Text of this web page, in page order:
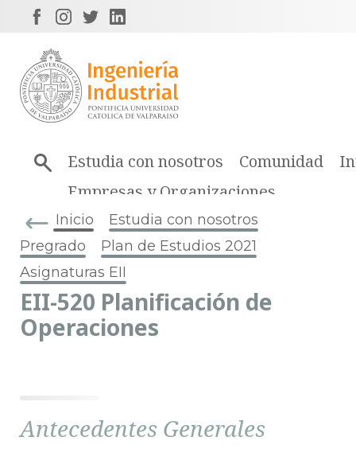
Estudia con nosotros Comunidad
Empresas y Organizaciones
Inicio
Estudia con nosotros
Pregrado
Plan de Estudios 2021
Asignaturas EII
EII-520 Planificación de
Operaciones
Antecedentes Generales